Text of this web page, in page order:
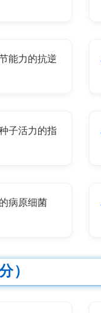
能力的抗逆
子活力的指
病原细菌
）